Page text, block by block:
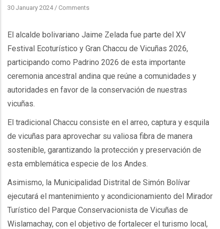
30 January 2024 / Comments
El alcalde bolivariano Jaime Zelada fue parte del XV
Festival Ecoturístico y Gran Chaccu de Vicuñas 2026,
participando como Padrino 2026 de esta importante
ceremonia ancestral andina que reúne a comunidades y
autoridades en favor de la conservación de nuestras
vicuñas.
El tradicional Chaccu consiste en el arreo, captura y esquila
de vicuñas para aprovechar su valiosa fibra de manera
sostenible, garantizando la protección y preservación de
esta emblemática especie de los Andes.
Asimismo, la Municipalidad Distrital de Simón Bolívar
ejecutará el mantenimiento y acondicionamiento del Mirador
Turístico del Parque Conservacionista de Vicuñas de
Wislamachay, con el objetivo de fortalecer el turismo local,